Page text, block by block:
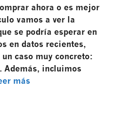
ahora o es mejor
vamos a ver la
se podría esperar en
en datos recientes,
caso muy concreto:
Además, incluimos
más